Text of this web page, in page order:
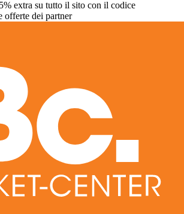
extra su tutto il sito con il codice
offerte dei partner